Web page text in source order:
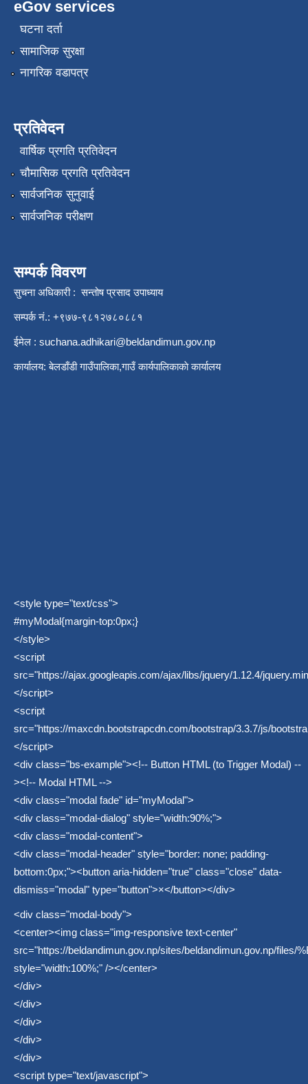
eGov services
घटना दर्ता
सामाजिक सुरक्षा
नागरिक वडापत्र
प्रतिवेदन
वार्षिक प्रगति प्रतिवेदन
चौमासिक प्रगति प्रतिवेदन
सार्वजनिक सुनुवाई
सार्वजनिक परीक्षण
सम्पर्क विवरण
सुचना अधिकारी : सन्तोष प्रसाद उपाध्याय
सम्पर्क नं.: +९७७-९८१२७८०८८१
ईमेल : suchana.adhikari@beldandimun.gov.np
कार्यालय: बेलडाँडी गाउँपालिका,गाउँ कार्यपालिकाकाे कार्यालय
<style type="text/css">
#myModal{margin-top:0px;}
</style>
<script
src="https://ajax.googleapis.com/ajax/libs/jquery/1.12.4/
</script>
<script
src="https://maxcdn.bootstrapcdn.com/bootstrap/3.3.7/js/
</script>
<div class="bs-example"><!-- Button HTML (to Trigger Modal) --
><!-- Modal HTML -->
<div class="modal fade" id="myModal">
<div class="modal-dialog" style="width:90%;">
<div class="modal-content">
<div class="modal-header" style="border: none; padding-
bottom:0px;"><button aria-hidden="true" class="close" data-
dismiss="modal" type="button">×</button></div>
<div class="modal-body">
<center><img class="img-responsive text-center"
src="https://beldandimun.gov.np/sites/beldandimun.gov.np/files/
style="width:100%;" /></center>
</div>
</div>
</div>
</div>
</div>
<script type="text/javascript">